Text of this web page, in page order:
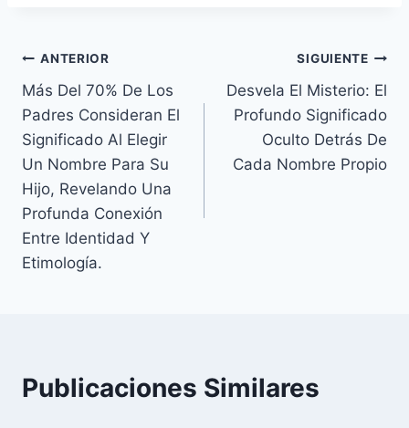
Navegación
de
entradas
ANTERIOR
Más Del 70% De Los
Padres Consideran El
Significado Al Elegir
Un Nombre Para Su
Hijo, Revelando Una
Profunda Conexión
Entre Identidad Y
Etimología.
SIGUIENTE
Desvela El Misterio: El
Profundo Significado
Oculto Detrás De
Cada Nombre Propio
Publicaciones Similares